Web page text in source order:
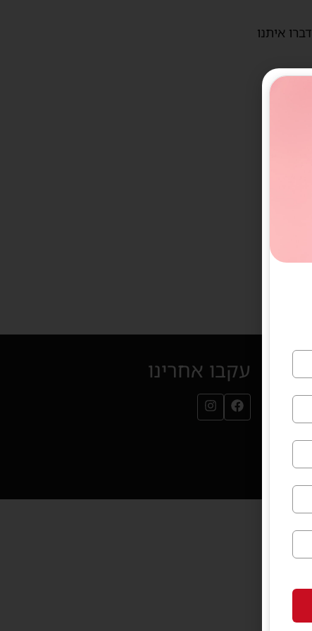
דברו איתנו
עקבו אחרינו
עמוד הפייסבוק שלנו (נפתח בחלון חדש)
עמוד האינסטגרם שלנו (נפתח בחלון